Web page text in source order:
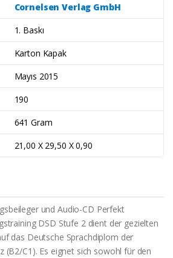
Cornelsen Verlag GmbH
1. Baskı
Karton Kapak
Mayıs 2015
190
641 Gram
21,00 X 29,50 X 0,90
und Audio-CD Perfekt
DSD Stufe 2 dient der gezielten
das Deutsche Sprachdiplom der
(B2/C1). Es eignet sich sowohl für den